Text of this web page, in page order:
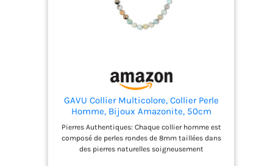
GAVU Collier Multicolore, Collier Perle
Homme, Bijoux Amazonite, 50cm
Pierres Authentiques: Chaque collier homme est
composé de perles rondes de 8mm taillées dans
des pierres naturelles soigneusement